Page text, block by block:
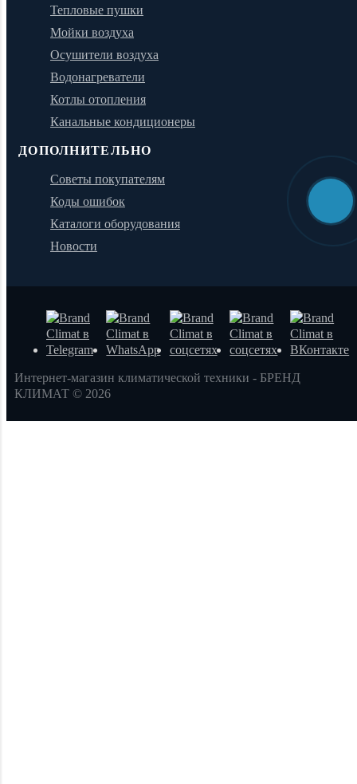
Тепловые пушки
Мойки воздуха
Осушители воздуха
Водонагреватели
Котлы отопления
Канальные кондиционеры
ДОПОЛНИТЕЛЬНО
Советы покупателям
Коды ошибок
Каталоги оборудования
Новости
Интернет-магазин климатической техники - БРЕНД
КЛИМАТ © 2026